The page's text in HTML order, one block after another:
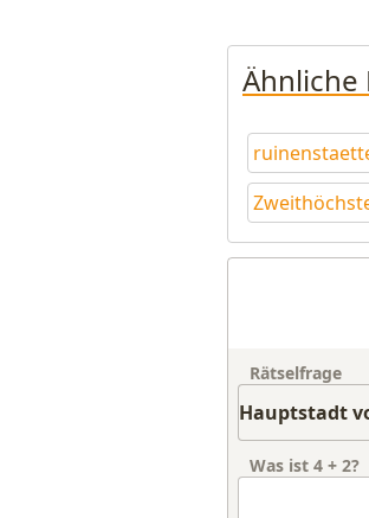
Ähnliche
Rätselfrage
Was ist 4 + 2?